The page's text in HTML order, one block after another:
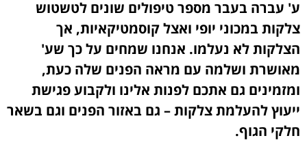
ע' עברה בעבר מספר טיפולים שונים לטשטוש
צלקות במכוני יופי ואצל קוסמטיקאיות, אך
הצלקות לא נעלמו. אנחנו שמחים על כך שע'
מאושרת ושלמה עם מראה הפנים שלה כעת,
ומזמינים גם אתכם לפנות אלינו ולקבוע פגישת
ייעוץ להעלמת צלקות – גם באזור הפנים וגם בשאר
חלקי הגוף.